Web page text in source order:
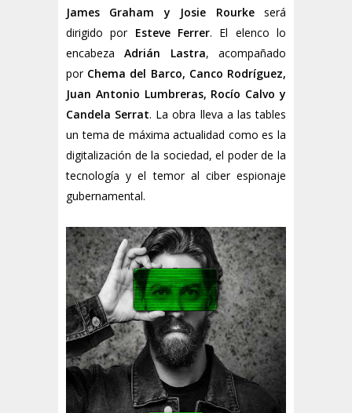
James Graham y Josie Rourkeserá
dirigido por Esteve Ferrer. El elenco lo
encabezaAdrián Lastra, acompañado
por Chema del Barco, Canco Rodríguez,
Juan Antonio Lumbreras, Rocío Calvo y
Candela Serrat. La obra lleva a las tables
un tema de máxima actualidad como es la
digitalización de la sociedad, el poder de la
tecnología y el temor al ciber espionaje
gubernamental.